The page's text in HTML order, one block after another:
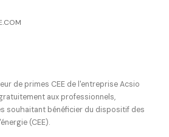
de primes CEE de l'entreprise Acsio
aux professionnels,
souhaitant bénéficier du dispositif des
(CEE).